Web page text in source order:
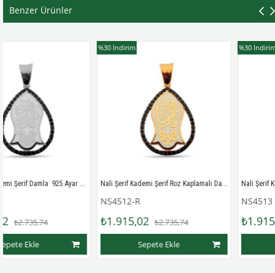
Benzer Ürünler
Nali Şerif Kademi Şerif Damla  925 Ayar Gümüş Kolye Ucu Nali Şerif Kademi Şerif Roz Kaplamalı Damla Gümüş Kolye Ucu
NS4512-R
₺1.915,02 ₺2.735,74
Sepete Ekle
₺1.915,02